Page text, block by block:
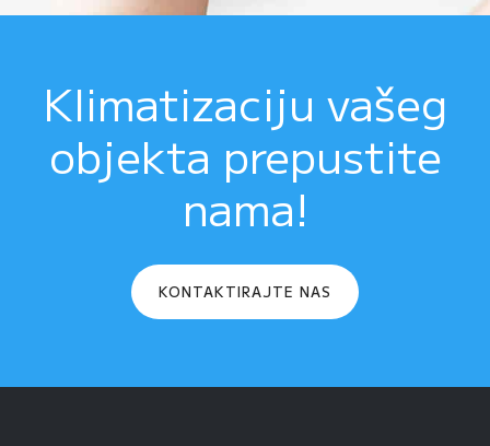
Klimatizaciju vašeg
objekta prepustite
nama!
KONTAKTIRAJTE NAS